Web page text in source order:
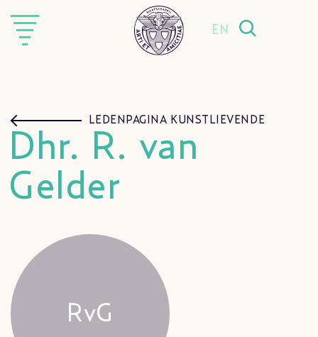
EN
LEDENPAGINA KUNSTLIEVENDE
Dhr. R. van
Gelder
RvG